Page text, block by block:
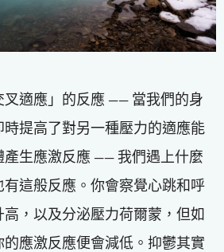
適應」的反應 —— 當我們的身
提高了對另一種壓力的適應能
產生應激反應 —— 我們遇上什麼
這般反應。你會察覺心跳和呼
，以及分泌壓力荷爾蒙，但如
應激反應便會減低。抑鬱其實